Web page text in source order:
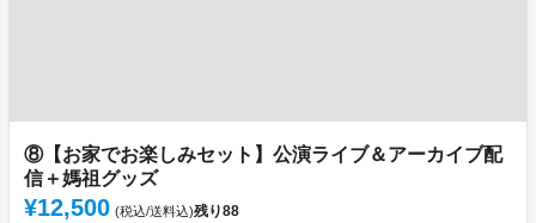
⑧【お家でお楽しみセット】公演ライブ＆アーカイブ配
信＋媽祖グッズ
¥12,500 (税込/送料込)残り88